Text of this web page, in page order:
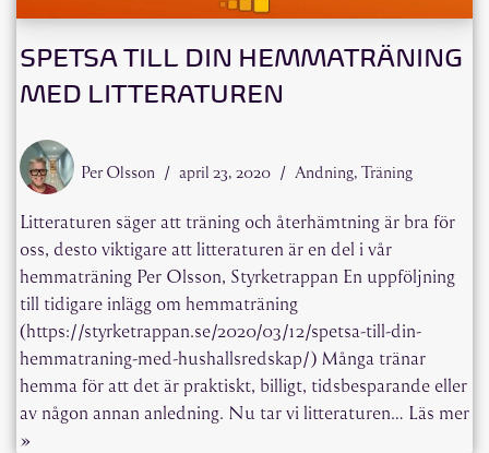
SPETSA TILL DIN HEMMATRÄNING
MED LITTERATUREN
Per Olsson april 23, 2020 Andning, Träning
Litteraturen säger att träning och återhämtning är bra för
oss, desto viktigare att litteraturen är en del i vår
hemmaträning Per Olsson, Styrketrappan En uppföljning
till tidigare inlägg om hemmaträning
(https://styrketrappan.se/2020/03/12/spetsa-till-din-
hemmatraning-med-hushallsredskap/) Många tränar
hemma för att det är praktiskt, billigt, tidsbesparande eller
av någon annan anledning. Nu tar vi litteraturen… Läs mer
»